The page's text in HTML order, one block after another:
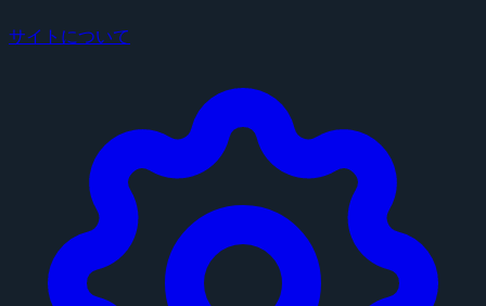
サイトについて